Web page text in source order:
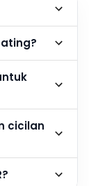
cicilan